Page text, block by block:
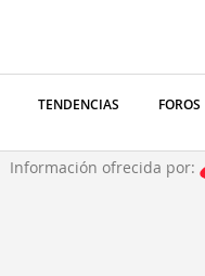
TENDENCIAS FOROS
Información ofrecida por: